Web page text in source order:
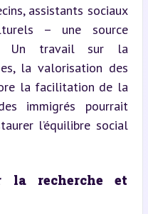
assistants sociaux
– une source
Un travail sur la
la valorisation des
la facilitation de la
immigrés pourrait
l’équilibre social
la recherche et